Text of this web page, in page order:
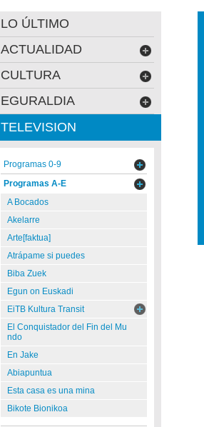
LO ÚLTIMO
ACTUALIDAD
CULTURA
EGURALDIA
TELEVISION
Programas 0-9
Programas A-E
A Bocados
Akelarre
Arte[faktua]
Atrápame si puedes
Biba Zuek
Egun on Euskadi
EiTB Kultura Transit
El Conquistador del Fin del Mu
ndo
En Jake
Abiapuntua
Esta casa es una mina
Bikote Bionikoa